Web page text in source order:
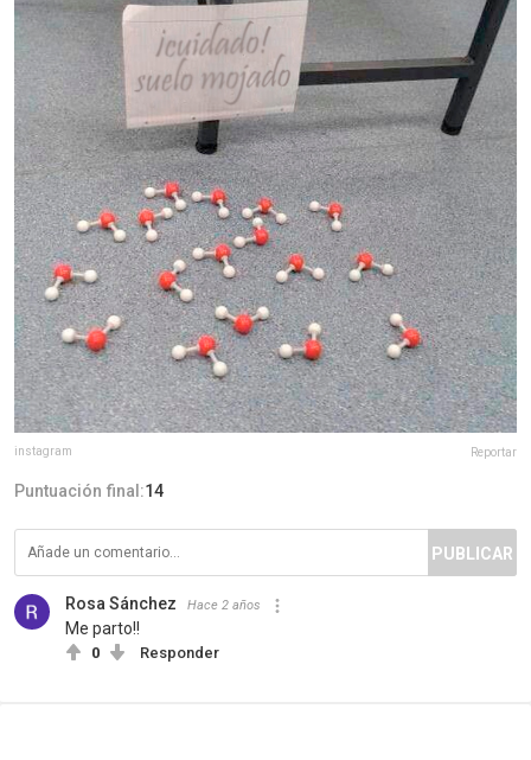
instagram Reportar
Puntuación final:14
PUBLICAR
Rosa Sánchez Hace 2 años
Me parto!!
0 Responder